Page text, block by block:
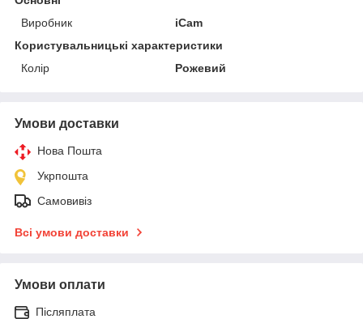
Виробник
iCam
Користувальницькі характеристики
Колір
Рожевий
Умови доставки
Нова Пошта
Укрпошта
Самовивіз
Всі умови доставки
Умови оплати
Післяплата